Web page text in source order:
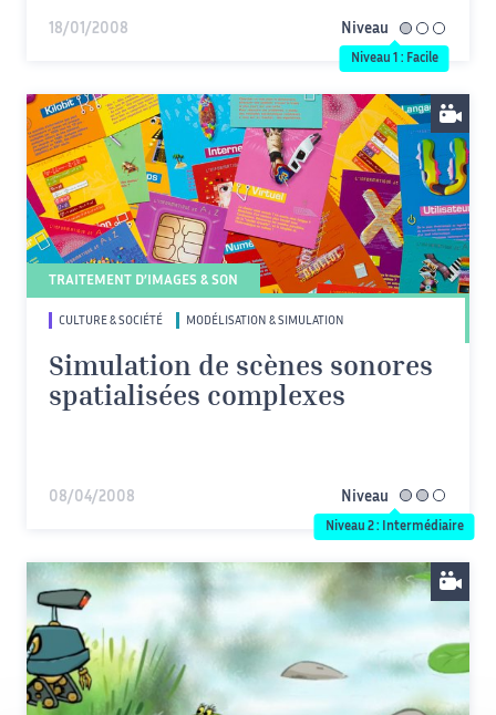
18/01/2008 Niveau facile
Niveau 1 : Facile
TRAITEMENT D’IMAGES & SON
CULTURE & SOCIÉTÉ MODÉLISATION & SIMULATION
Simulation de scènes sonores
spatialisées complexes
08/04/2008 Niveau intermédiaire
Niveau 2 : Intermédiaire